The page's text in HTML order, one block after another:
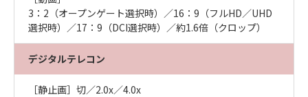
3：2（オープンゲート選択時）／16：9（フルHD／UHD
選択時）／17：9（DCI選択時）／約1.6倍（クロップ）
デジタルテレコン
［静止画］切／2.0x／4.0x